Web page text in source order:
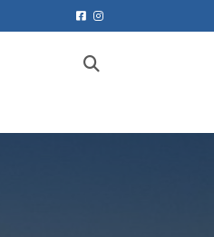
Facebook
Instagram